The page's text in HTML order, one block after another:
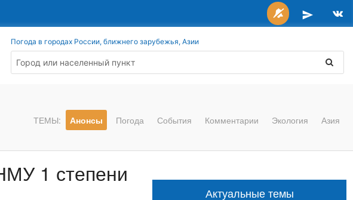
Погода в городах России, ближнего зарубежья, Азии
ТЕМЫ: Анонсы Погода События Комментарии Экология Азия
1 степени
Актуальные темы